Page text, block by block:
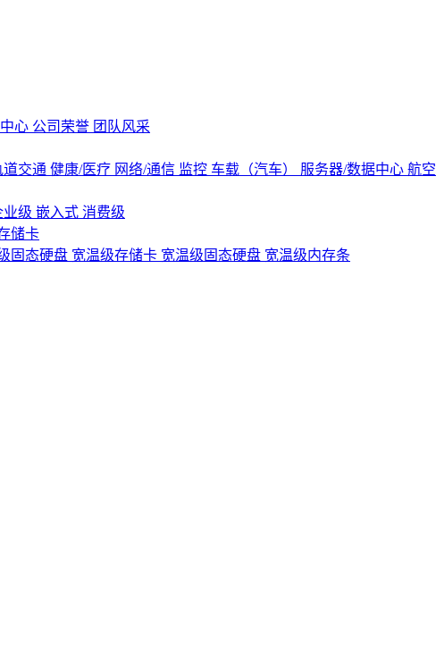
心 公司荣誉 团队风采
道交通 健康/医疗 网络/通信 监控 车载（汽车） 服务器/数据中心 航空
业级 嵌入式 消费级
储卡
固态硬盘 宽温级存储卡 宽温级固态硬盘 宽温级内存条